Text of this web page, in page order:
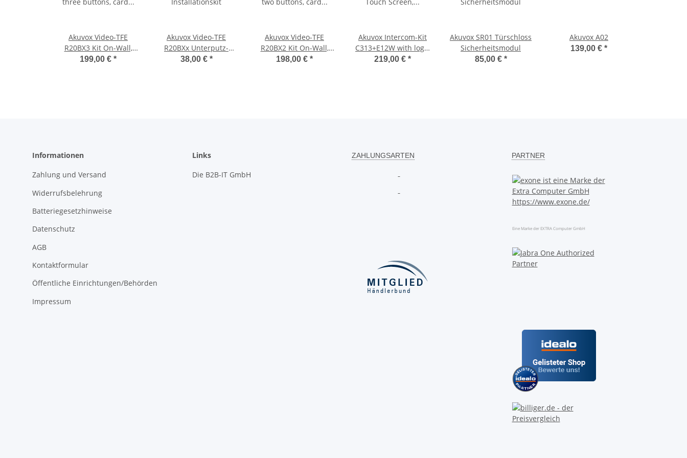
Akuvox Video-TFE
R20BX3 Kit On-Wall,
three buttons, card
199,00 € *
Akuvox Video-TFE
R20BXx Unterputz-
Installationskit
38,00 € *
Akuvox Video-TFE
R20BX2 Kit On-Wall,
two buttons, card
198,00 € *
Akuvox Intercom-Kit
C313+E12W with logo,
Touch Screen, POE,
219,00 € *
Akuvox SR01 Türschloss
Sicherheitsmodul
85,00 € *
Akuvox A02
139,00 € *
Informationen
Zahlung und Versand
Widerrufsbelehrung
Batteriegesetzhinweise
Datenschutz
AGB
Kontaktformular
Öffentliche Einrichtungen/Behörden
Impressum
Links
Die B2B-IT GmbH
ZAHLUNGSARTEN PARTNER
Eine Marke der EXTRA Computer GmbH